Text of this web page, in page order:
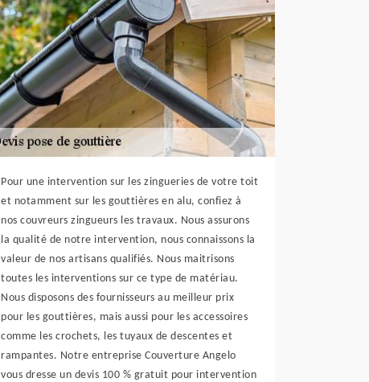
Pour une intervention sur les zingueries de votre toit
et notamment sur les gouttières en alu, confiez à
nos couvreurs zingueurs les travaux. Nous assurons
la qualité de notre intervention, nous connaissons la
valeur de nos artisans qualifiés. Nous maitrisons
toutes les interventions sur ce type de matériau.
Nous disposons des fournisseurs au meilleur prix
pour les gouttières, mais aussi pour les accessoires
comme les crochets, les tuyaux de descentes et
rampantes. Notre entreprise Couverture Angelo
vous dresse un devis 100 % gratuit pour intervention